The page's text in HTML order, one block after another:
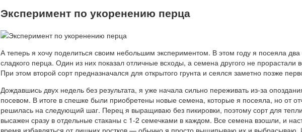
Эксперимент по укоренению перца
А теперь я хочу поделиться своим небольшим экспериментом. В этом году я посеяла два
сладкого перца. Один из них показал отличные всходы, а семена другого не прорастали
При этом второй сорт предназначался для открытого грунта и сеялся заметно позже
Дождавшись двух недель без результата, я уже начала сильно переживать из-за
посевом. В итоге в спешке были приобретены новые семена, которые я посеяла, но от
решилась на следующий шаг. Перец я выращиваю без пикировки, поэтому сорт для
высажен сразу в отдельные стаканы с 1-2 семечками в каждом. Все семена взошли, и